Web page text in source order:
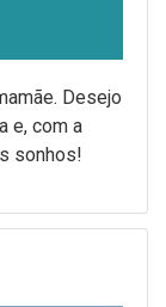
Desejo
e, com a
sonhos!